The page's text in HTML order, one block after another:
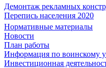
Демонтаж рекламных
Перепись населения 2020
Нормативные материалы
Новости
План работы
Информация по воинскому
Инвестиционная